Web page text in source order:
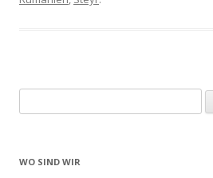
nach:
WO SIND WIR